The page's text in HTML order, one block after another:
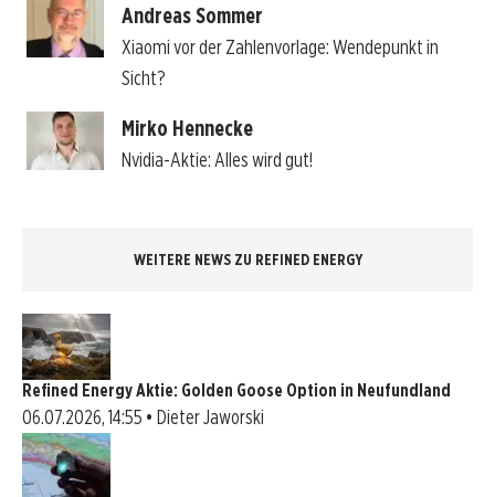
Andreas Sommer
Xiaomi vor der Zahlenvorlage: Wendepunkt in
Sicht?
Mirko Hennecke
Nvidia-Aktie: Alles wird gut!
WEITERE NEWS ZU REFINED ENERGY
Refined Energy Aktie: Golden Goose Option in Neufundland
06.07.2026, 14:55 • Dieter Jaworski